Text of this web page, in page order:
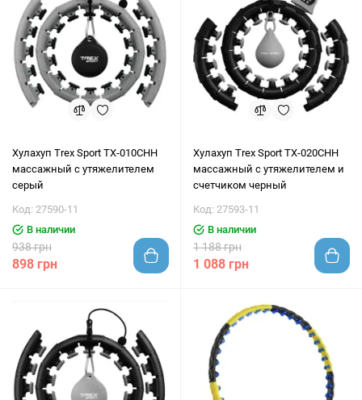
Хулахуп Trex Sport TX-010CHH
массажный с утяжелителем
серый
Код: 27590-11
В наличии
938 грн
898 грн
Хулахуп Trex Sport TX-020CHH
массажный с утяжелителем и
счетчиком черный
Код: 27593-11
В наличии
1 188 грн
1 088 грн